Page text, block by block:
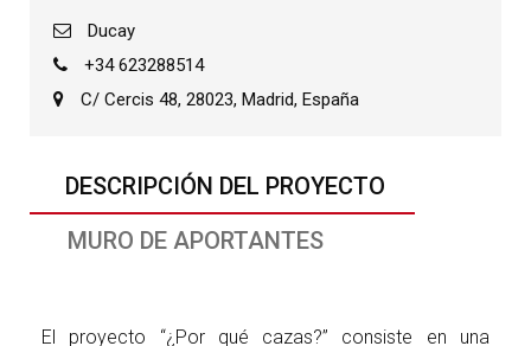
DESCRIPCIÓN DEL PROYECTO
MURO DE APORTANTES
El proyecto “¿Por qué cazas?” consiste en una
Ducay
+34 623288514
C/ Cercis 48, 28023, Madrid, España